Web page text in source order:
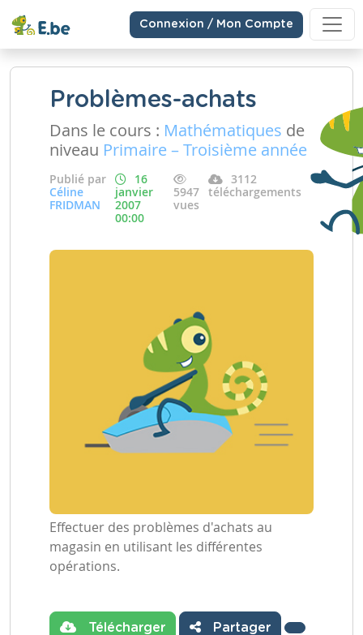
Connexion / Mon Compte
Problèmes-achats
Dans le cours : Mathématiques de
niveau Primaire – Troisième année
Publié par
Céline
FRIDMAN
16
janvier
2007
00:00
5947
vues
3112
téléchargements
Effectuer des problèmes d'achats au
magasin en utilisant les différentes
opérations.
Télécharger Partager